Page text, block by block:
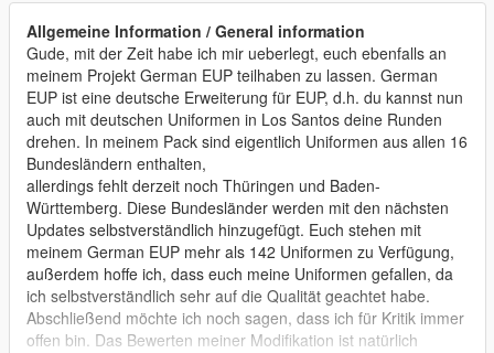
Allgemeine Information / General information
Gude, mit der Zeit habe ich mir ueberlegt, euch ebenfalls an
meinem Projekt German EUP teilhaben zu lassen. German
EUP ist eine deutsche Erweiterung für EUP, d.h. du kannst nun
auch mit deutschen Uniformen in Los Santos deine Runden
drehen. In meinem Pack sind eigentlich Uniformen aus allen 16
Bundesländern enthalten,
allerdings fehlt derzeit noch Thüringen und Baden-
Württemberg. Diese Bundesländer werden mit den nächsten
Updates selbstverständlich hinzugefügt. Euch stehen mit
meinem German EUP mehr als 142 Uniformen zu Verfügung,
außerdem hoffe ich, dass euch meine Uniformen gefallen, da
ich selbstverständlich sehr auf die Qualität geachtet habe.
Abschließend möchte ich noch sagen, dass ich für Kritik immer
offen bin. Das Bewerten meiner Modifikation ist natürlich